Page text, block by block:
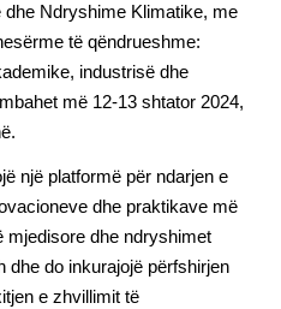
Ndryshime Klimatike, me
të qëndrueshme:
industrisë dhe
më 12-13 shtator 2024,
një platformë për ndarjen e
dhe praktikave më
mjedisore dhe ndryshimet
dhe do inkurajojë përfshirjen
e zhvillimit të